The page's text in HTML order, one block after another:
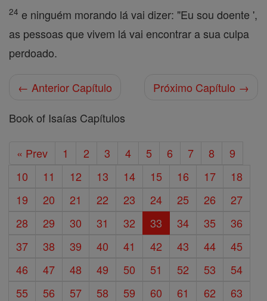
24 e ninguém morando lá vai dizer: "Eu sou doente ',
as pessoas que vivem lá vai encontrar a sua culpa
perdoado.
← Anterior Capítulo
Próximo Capítulo →
Book of Isaías Capítulos
« Prev 1 2 3 4 5 6 7 8
9
10
11 12 13 14 15 16 17
18
19
20 21 22 23 24 25 26
27
28
29 30 31 32 33 34 35
36
37
38 39 40 41 42 43 44
45
46
47 48 49 50 51 52 53
54
55
56 57 58 59 60 61 62
63